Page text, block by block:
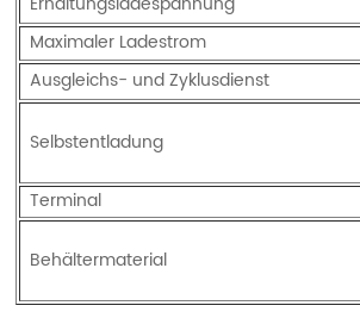
Maximaler Ladestrom
Ausgleichs- und Zyklusdienst
Selbstentladung
Terminal
Behältermaterial